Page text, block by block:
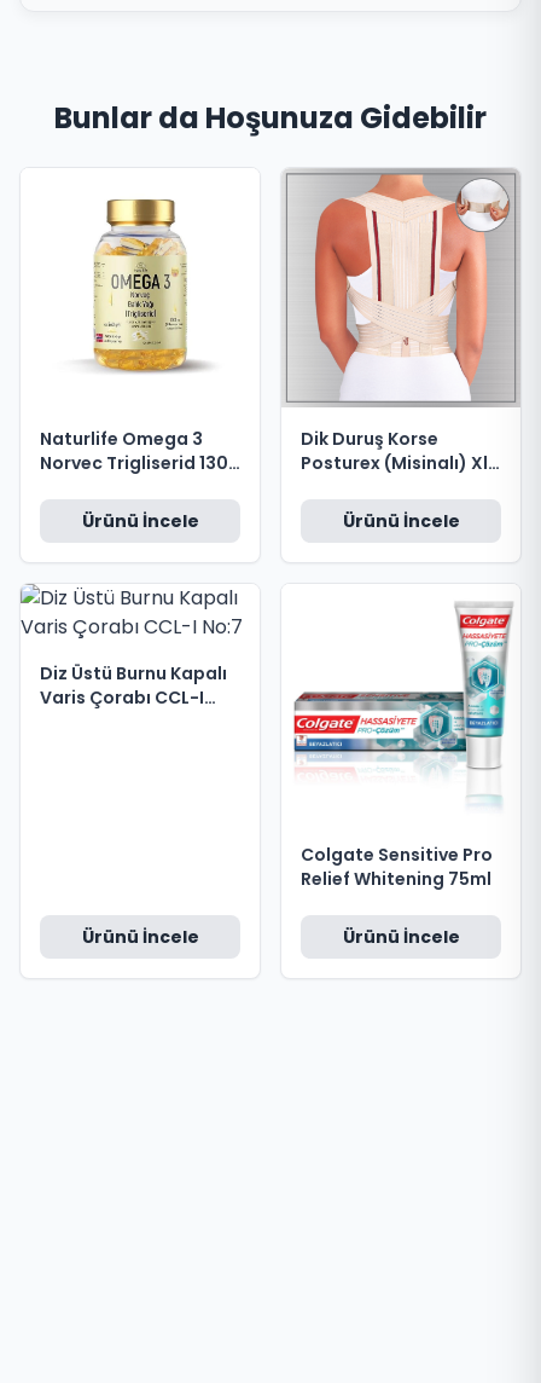
Bunlar da Hoşunuza Gidebilir
Naturlife Omega 3
Norvec Trigliserid 1300
Ürünü İncele
Dik Duruş Korse
Posturex (Misinalı) Xl
Ürünü İncele
Diz Üstü Burnu Kapalı
Varis Çorabı CCL-I
Ürünü İncele
Colgate Sensitive Pro
Relief Whitening 75ml
Ürünü İncele